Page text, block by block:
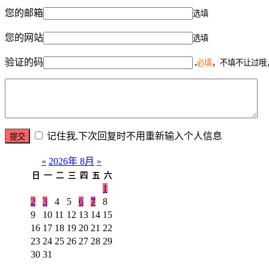
您的邮箱 选填
您的网站 选填
验证的码 必填，不填不让过
记住我,下次回复时不用重新输入个人信息
« 2026年 8月 »
日 一 二 三 四 五 六
1
2
3 4 5 6 7
8
9
10 11 12 13 14 15
16 17 18 19 20 21 22
23 24 25 26 27 28 29
30 31